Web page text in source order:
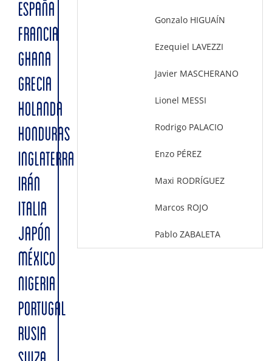
ESPAÑA
FRANCIA
GHANA
GRECIA
HOLANDA
HONDURAS
INGLATERRA
IRÁN
ITALIA
JAPÓN
MÉXICO
NIGERIA
PORTUGAL
RUSIA
Gonzalo HIGUAÍN
Ezequiel LAVEZZI
Javier MASCHERANO
Lionel MESSI
Rodrigo PALACIO
Enzo PÉREZ
Maxi RODRÍGUEZ
Marcos ROJO
Pablo ZABALETA